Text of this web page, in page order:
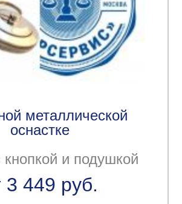
металлической
оснастке
кнопкой и подушкой
3 449 руб.